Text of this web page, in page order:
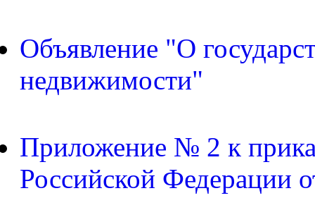
Объявление "О
недвижимости"
Приложение № 2 к
Российской Федерации